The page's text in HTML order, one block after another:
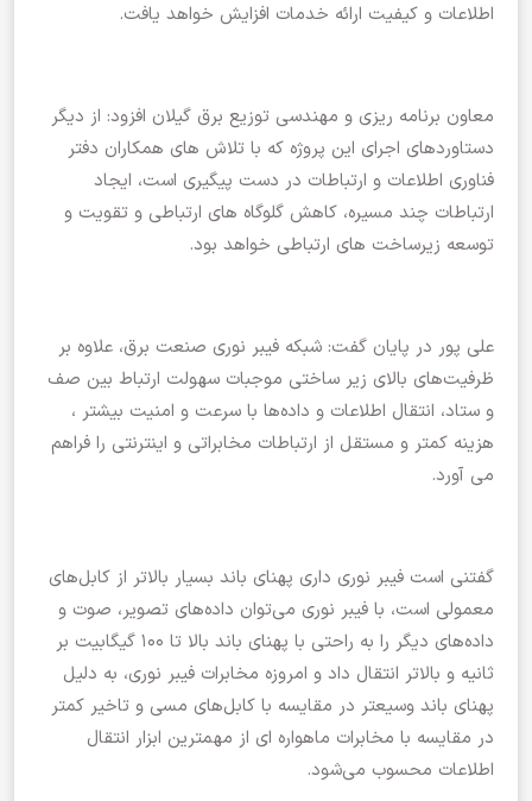
اطلاعات و کیفیت ارائه خدمات افزایش خواهد یافت.
معاون برنامه ریزی و مهندسی توزیع برق گیلان افزود: از دیگر
دستاوردهای اجرای این پروژه که با تلاش های همکاران دفتر
فناوری اطلاعات و ارتباطات در دست پیگیری است، ایجاد
ارتباطات چند مسیره، کاهش گلوگاه های ارتباطی و تقویت و
توسعه زیرساخت های ارتباطی خواهد بود.
علی پور در پایان گفت: شبکه فیبر نوری صنعت برق، علاوه بر
ظرفیت‌های بالای زیر ساختی موجبات سهولت ارتباط بین صف
و ستاد، انتقال اطلاعات و داده‌ها با سرعت و امنیت بیشتر ،
هزینه کمتر و مستقل از ارتباطات مخابراتی و اینترنتی را فراهم
می آورد.
گفتنی است فیبر نوری داری پهنای باند بسیار بالاتر از کابل‌های
معمولی است، با فیبر نوری می‌توان داده‌های تصویر، صوت و
داده‌های دیگر را به راحتی با پهنای باند بالا تا ۱۰۰ گیگابیت بر
ثانیه و بالاتر انتقال داد و امروزه مخابرات فیبر نوری، به دلیل
پهنای باند وسیعتر در مقایسه با کابل‌های مسی و تاخیر کمتر
در مقایسه با مخابرات ماهواره ای از مهمترین ابزار انتقال
اطلاعات محسوب می‌شود.